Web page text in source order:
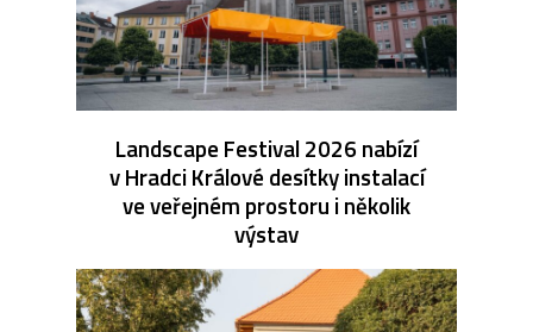
Landscape Festival 2026 nabízí
v Hradci Králové desítky instalací
ve veřejném prostoru i několik
výstav